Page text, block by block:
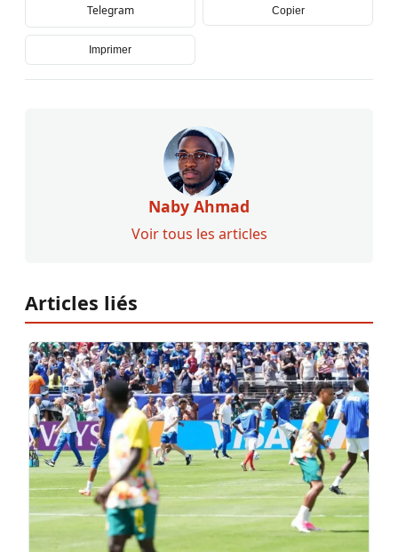
Telegram Copier
Imprimer
Naby Ahmad
Voir tous les articles
Articles liés